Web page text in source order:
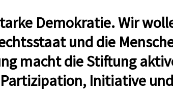
Demokratie. Wir
und die
macht die Stiftung
Initiative